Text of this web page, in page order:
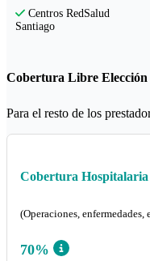
Centros RedSalud
Santiago
Cobertura Libre Elección
Para el resto de los
Cobertura Hospitalaria
(Operaciones, enfermedades,
70%